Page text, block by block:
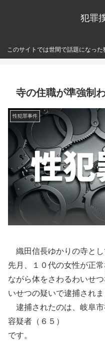
犯罪
このサイトでは世間で話題になっ
寺の住職が準強制
性犯罪事件
織田信長ゆかりの寺と
先月、１０代の女性が正
ながら体をさわるわいせ
いせつの疑いで逮捕されま
逮捕されたのは、岐阜
容疑者（６５）
です。